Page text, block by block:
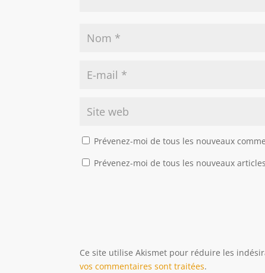
Prévenez-moi de tous les nouveaux
Prévenez-moi de tous les nouveaux
Ce site utilise Akismet pour réduire les
vos commentaires sont traitées.